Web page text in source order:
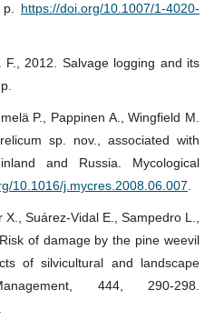
p. https://doi.org/10.1007/1-4020-
2012. Salvage logging and its
P., Pappinen A., Wingfield M.
sp. nov., associated with
and Russia. Mycological
10.1016/j.mycres.2008.06.007
Suárez-Vidal E., Sampedro L.,
of damage by the pine weevil
of silvicultural and landscape
444, 290-298.